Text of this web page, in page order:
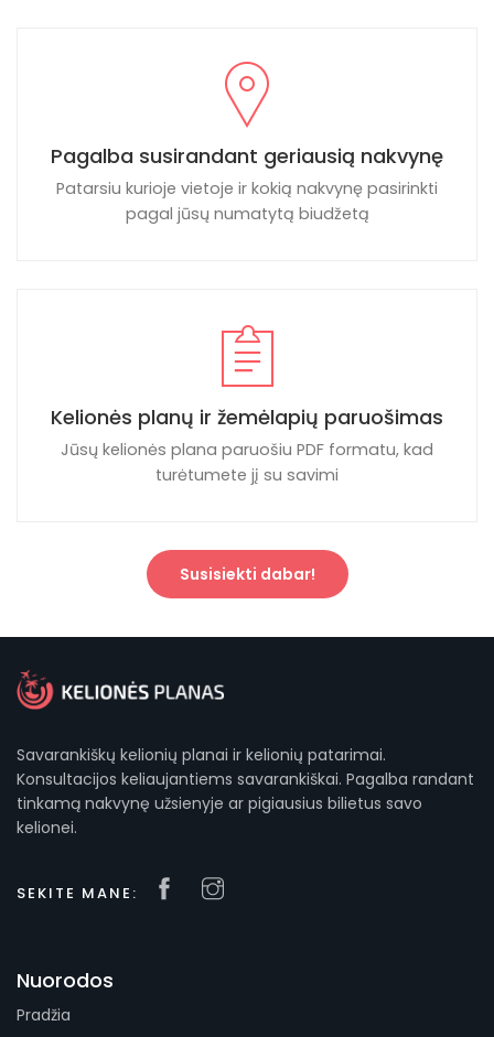
Pagalba susirandant geriausią nakvynę
Patarsiu kurioje vietoje ir kokią nakvynę pasirinkti
pagal jūsų numatytą biudžetą
Kelionės planų ir žemėlapių paruošimas
Jūsų kelionės plana paruošiu PDF formatu, kad
turėtumete jį su savimi
Susisiekti dabar!
Savarankiškų kelionių planai ir kelionių patarimai.
Konsultacijos keliaujantiems savarankiškai. Pagalba randant
tinkamą nakvynę užsienyje ar pigiausius bilietus savo
kelionei.
SEKITE MANE:
Nuorodos
Pradžia